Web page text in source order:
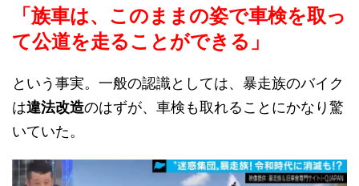
「族車は、このままの姿で車検を取っ
て公道を走ることができる」
という事実。一般の認識としては、暴走族のバイク
は違法改造のはずが、車検も取れることにかなり驚
いていた。